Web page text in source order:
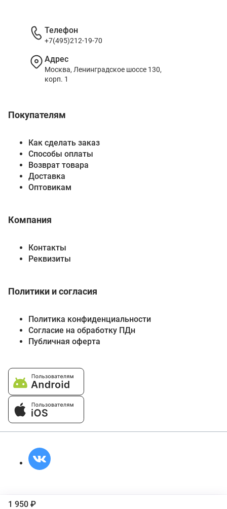
1 950 ₽
Покупателям
Как сделать заказ
Способы оплаты
Возврат товара
Доставка
Оптовикам
Компания
Контакты
Реквизиты
Политики и согласия
Политика конфиденциальности
Согласие на обработку ПДн
Публичная оферта
Телефон
+7(495)212-19-70
Адрес
Москва, Ленинградское шоссе 130,
корп. 1